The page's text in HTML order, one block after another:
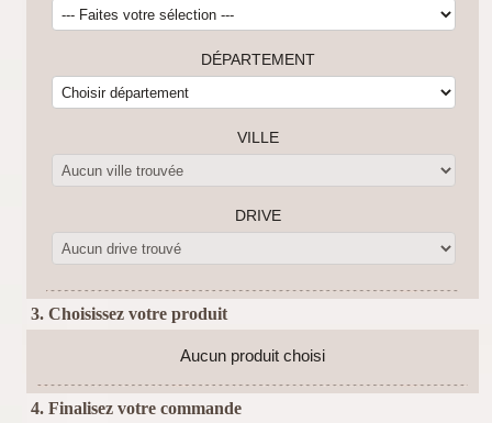
DÉPARTEMENT
VILLE
DRIVE
3. Choisissez votre produit
Aucun produit choisi
4. Finalisez votre commande